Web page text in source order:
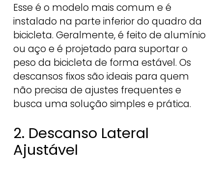
Esse é o modelo mais comum e é
instalado na parte inferior do quadro da
bicicleta. Geralmente, é feito de alumínio
ou aço e é projetado para suportar o
peso da bicicleta de forma estável. Os
descansos fixos são ideais para quem
não precisa de ajustes frequentes e
busca uma solução simples e prática.
2. Descanso Lateral
Ajustável